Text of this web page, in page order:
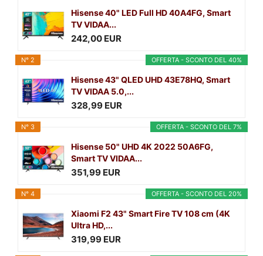
Hisense 40" LED Full HD 40A4FG, Smart
TV VIDAA...
242,00 EUR
OFFERTA - SCONTO DEL 40%
N° 2
Hisense 43" QLED UHD 43E78HQ, Smart
TV VIDAA 5.0,...
328,99 EUR
OFFERTA - SCONTO DEL 7%
N° 3
Hisense 50" UHD 4K 2022 50A6FG,
Smart TV VIDAA...
351,99 EUR
OFFERTA - SCONTO DEL 20%
N° 4
Xiaomi F2 43" Smart Fire TV 108 cm (4K
Ultra HD,...
319,99 EUR